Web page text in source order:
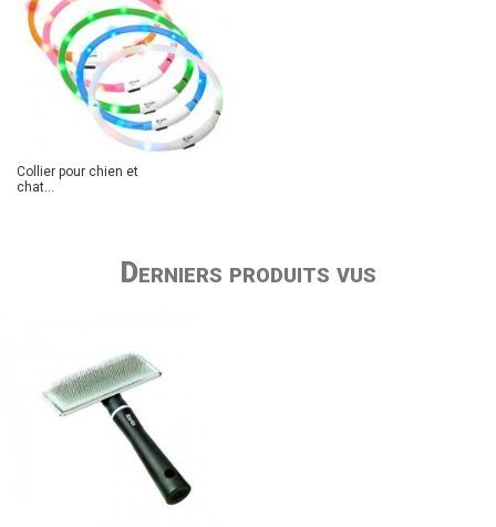
Collier pour chien et
chat...
Derniers produits vus